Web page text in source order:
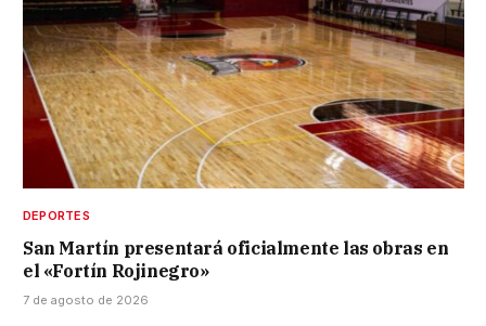
DEPORTES
San Martín presentará oficialmente las obras en
el «Fortín Rojinegro»
7 de agosto de 2026